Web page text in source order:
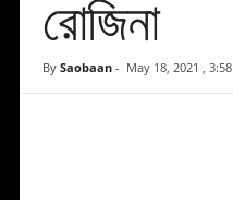
রোজিনা
By Saobaan- May 18, 2021 ,